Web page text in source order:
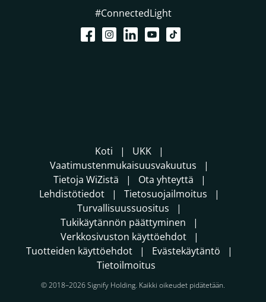
#ConnectedLight
Koti
UKK
Vaatimustenmukaisuusvakuutus
Tietoja WiZistä
Ota yhteyttä
Lehdistötiedot
Tietosuojailmoitus
Turvallisuussuositus
Tukikäytännön päättyminen
Verkkosivuston käyttöehdot
Tuotteiden käyttöehdot
Evästekäytäntö
Tietoilmoitus
© 2018–2026 Signify Holding. Kaikki oikeudet pidätetään.